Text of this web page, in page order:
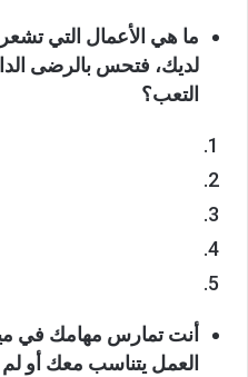
ما هي الأعمال التي
لديك، فتحس بالرضى
التعب؟
أنت تمارس مهامك في
العمل يتناسب معك أو